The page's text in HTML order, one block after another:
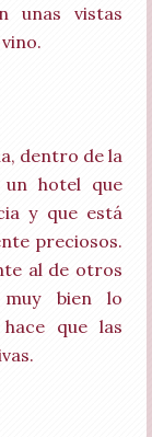
unas vistas
dentro de la
un hotel que
y que está
preciosos.
al de otros
muy bien lo
que las